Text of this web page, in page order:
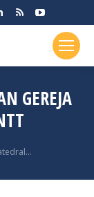
Linkedin
in
window
Rss
opens
in
window
YouTube
page
opens
in
window
GEREJA